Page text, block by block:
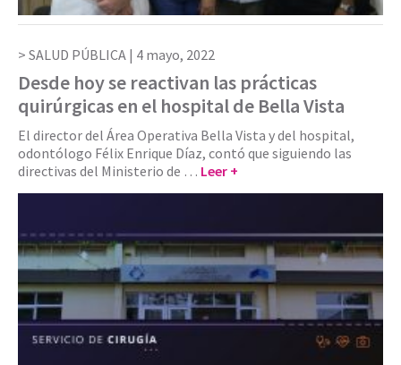
SALUD PÚBLICA | 4 mayo, 2022
Desde hoy se reactivan las prácticas
quirúrgicas en el hospital de Bella Vista
El director del Área Operativa Bella Vista y del hospital,
odontólogo Félix Enrique Díaz, contó que siguiendo las
directivas del Ministerio de … Leer +